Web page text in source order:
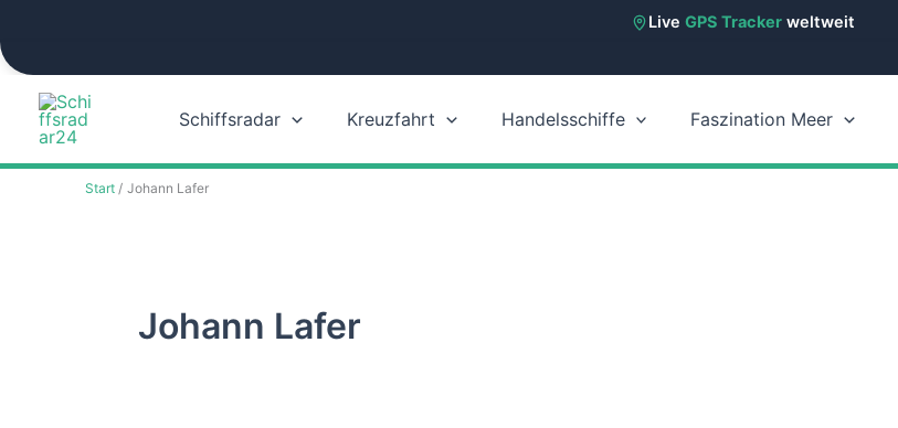
Live GPS Trackerweltweit
Zum
springen
Schiffsradar Kreuzfahrt Handelsschiffe Faszination Meer
Start Johann Lafer
Johann Lafer